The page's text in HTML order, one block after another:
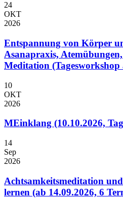
24
OKT
2026
Entspannung von Körper
Asanapraxis,
Meditation (Tagesworkshop
10
OKT
2026
MEinklang (10.10.2026,
14
Sep
2026
Achtsamkeitsmeditation
lernen (ab 14.09.2026, 6